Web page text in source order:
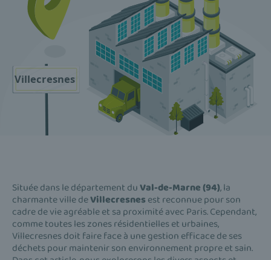
Située dans le département duVal-de-Marne (94), la
charmante ville deVillecresnes est reconnue pour son
cadre de vie agréable et sa proximité avec Paris. Cependant,
comme toutes les zones résidentielles et urbaines,
Villecresnes doit faire face à une gestion efficace de ses
déchets pour maintenir son environnement propre et sain.